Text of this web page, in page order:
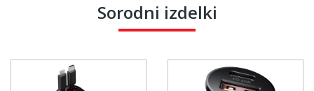
Sorodni izdelki